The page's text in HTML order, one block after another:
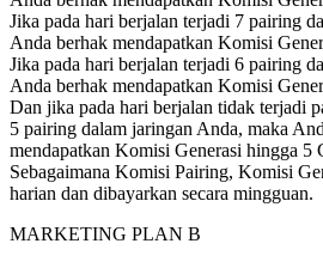
Jika pada hari berjalan terjadi 7 pairing
Anda berhak mendapatkan Komisi
Jika pada hari berjalan terjadi 6 pairing
Anda berhak mendapatkan Komisi
Dan jika pada hari berjalan tidak terjadi
5 pairing dalam jaringan Anda, maka
mendapatkan Komisi Generasi hingga 5
Sebagaimana Komisi Pairing, Komisi
harian dan dibayarkan secara mingguan.
MARKETING PLAN B